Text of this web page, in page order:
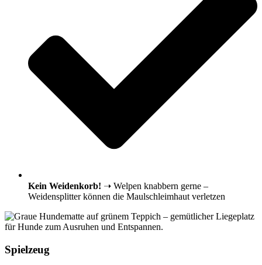
Kein Weidenkorb! ➝ Welpen knabbern gerne –
Weidensplitter können die Maulschleimhaut verletzen
Spielzeug